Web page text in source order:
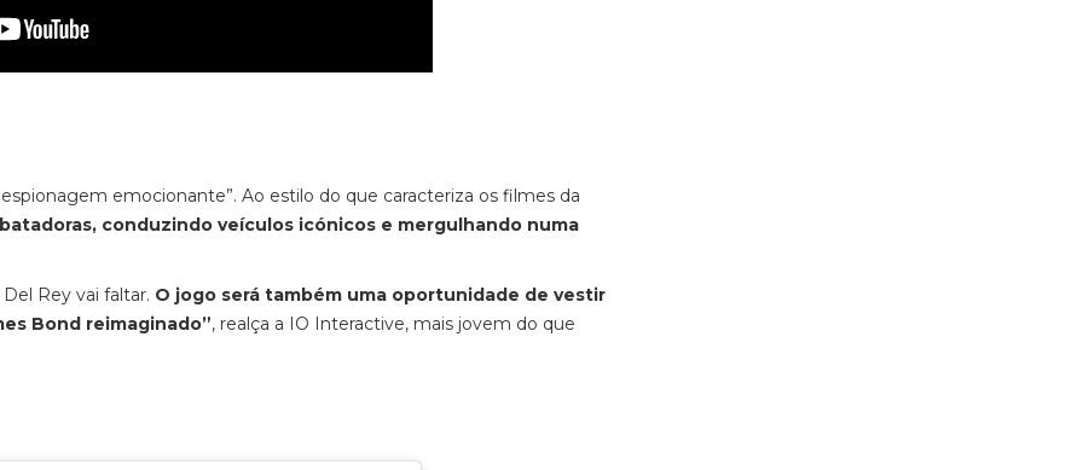
emocionante”. Ao estilo do que caracteriza os filmes da
conduzindo veículos icónicos e mergulhando numa
Rey vai faltar. O jogo será também uma oportunidade de vestir
Bond reimaginado”, realça a IO Interactive, mais jovem do que